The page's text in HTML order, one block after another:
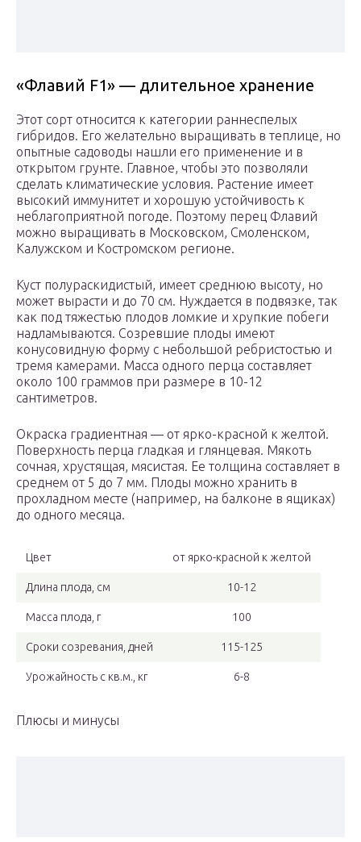
«Флавий F1» — длительное хранение
Этот сорт относится к категории раннеспелых
гибридов. Его желательно выращивать в теплице, но
опытные садоводы нашли его применение и в
открытом грунте. Главное, чтобы это позволяли
сделать климатические условия. Растение имеет
высокий иммунитет и хорошую устойчивость к
неблагоприятной погоде. Поэтому перец Флавий
можно выращивать в Московском, Смоленском,
Калужском и Костромском регионе.
Куст полураскидистый, имеет среднюю высоту, но
может вырасти и до 70 см. Нуждается в подвязке, так
как под тяжестью плодов ломкие и хрупкие побеги
надламываются. Созревшие плоды имеют
конусовидную форму с небольшой ребристостью и
тремя камерами. Масса одного перца составляет
около 100 граммов при размере в 10-12
сантиметров.
Окраска градиентная — от ярко-красной к желтой.
Поверхность перца гладкая и глянцевая. Мякоть
сочная, хрустящая, мясистая. Ее толщина составляет в
среднем от 5 до 7 мм. Плоды можно хранить в
прохладном месте (например, на балконе в ящиках)
до одного месяца.
Цвет от ярко-красной к желтой
Длина плода, см 10-12
Масса плода, г 100
Сроки созревания, дней 115-125
Урожайность с кв.м., кг 6-8
Плюсы и минусы